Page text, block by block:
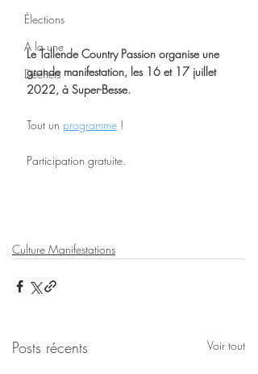
Élections
A la une
Déchets
Le Tallende Country Passion organise une
grande manifestation, les 16 et 17 juillet
2022, à Super-Besse.
Tout un programme !
Participation gratuite.
Culture Manifestations
Posts récents Voir tout